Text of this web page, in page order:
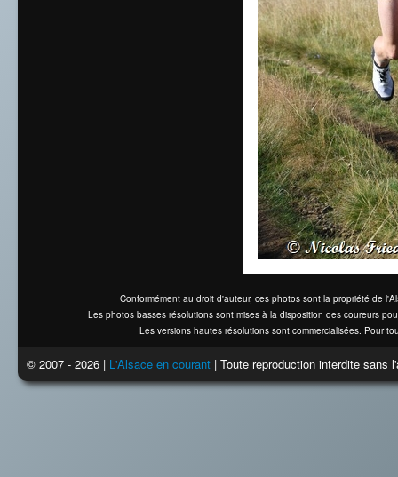
Conformément au droit d'auteur, ces photos sont la propriété de
Les photos basses résolutions sont mises à la disposition des coureurs
Les versions hautes résolutions sont commercialisées. Pour
© 2007 - 2026 | L'Alsace en courant | Toute reproduction interdite sans